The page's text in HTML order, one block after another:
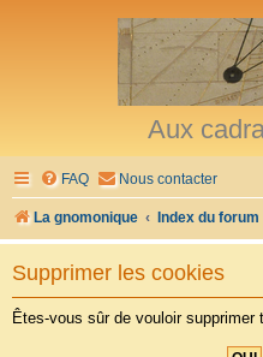
Aux
FAQ Nous contacter
La gnomonique Index du forum
Supprimer les cookies
Êtes-vous sûr de vouloir